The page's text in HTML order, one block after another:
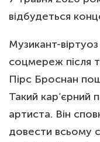
відбудеться
Музикант-
соцмереж після
Пірс Броснан
Такий кар’єрний
артиста. Він
довести всьому